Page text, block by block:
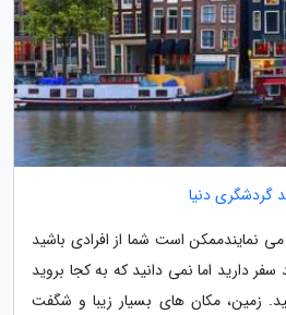
گردشگری دنیا
نمایندممکن است شما از افرادی باشید
دارید اما نمی دانید که به کجا بروید
زمین، مکان های بسیار زیبا و شگفت